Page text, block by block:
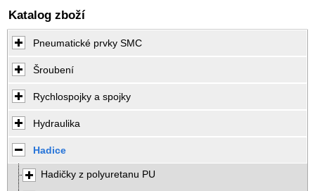
Katalog zboží
Pneumatické prvky SMC
Šroubení
Rychlospojky a spojky
Hydraulika
Hadice
Hadičky z polyuretanu PU